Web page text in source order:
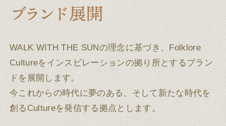
WALK WITH THE SUNの理念に基づき、Folklore
Cultureをインスピレーションの拠り所とするブラン
ドを展開します。
今これからの時代に夢のある、そして新たな時代を
創るCultureを発信する拠点とします。